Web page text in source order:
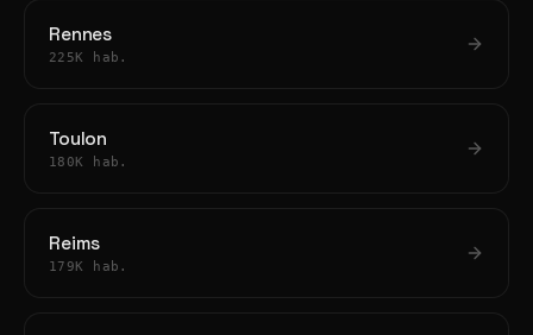
Rennes
225K hab.
Toulon
180K hab.
Reims
179K hab.